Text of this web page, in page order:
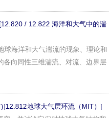
/ 12.822 海洋和大气中的湍
球海洋和大气湍流的现象、理论和
各向同性三维湍流、对流、边界层
地球大气层环流（MIT）]